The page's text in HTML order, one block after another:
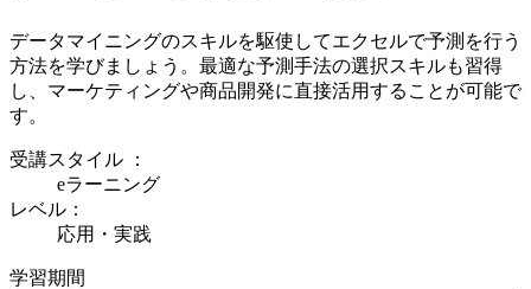
データマイニングのスキルを駆使してエクセルで予測を行う
方法を学びましょう。最適な予測手法の選択スキルも習得
し、マーケティングや商品開発に直接活用することが可能で
す。
受講スタイル ：
eラーニング
レベル：
応用・実践
学習期間